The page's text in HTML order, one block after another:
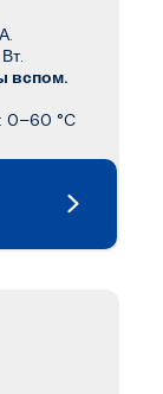
Вт.
вспом.
: 0–60 °C